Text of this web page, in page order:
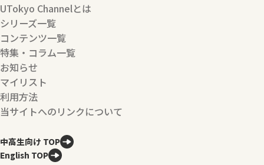
UTokyo Channelとは
シリーズ一覧
コンテンツ一覧
特集・コラム一覧
お知らせ
マイリスト
利用方法
当サイトへのリンクについて
中高生向け TOP
English TOP